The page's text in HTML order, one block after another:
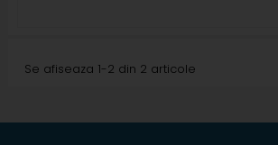
Se afiseaza 1-2 din 2 articole